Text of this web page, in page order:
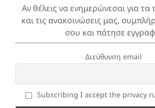
Αν θέλεις να ενημερώνεσαι για τα
και τις ανακοινώσεις μας,
σου και πάτησε
Διεύθυνση email
Subscribing I accept the privacy